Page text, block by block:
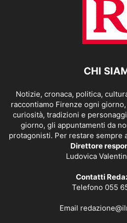
CHI
Notizie, cronaca, politica,
raccontiamo Firenze ogni
curiosità, tradizioni e
giorno, gli appuntamenti da
protagonisti. Per restare sempre
Direttore
Ludovica
Contatti
Telefono 055
Email